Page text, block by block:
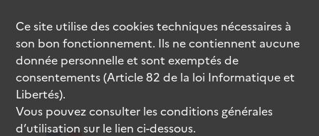
Ce site utilise descookiestechniques nécessaires à
son bon fonctionnement. Ils ne contiennent aucune
donnée personnelle et sont exemptés de
consentements (Article 82 de la loi Informatique et
Libertés).
Vous pouvez consulter les conditions générales
d’utilisation sur le lien ci-dessous.